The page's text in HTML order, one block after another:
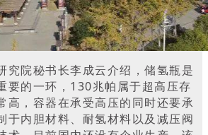
究院秘书长李成云介绍，储氢瓶是
要的一环，130兆帕属于超高压存
高，容器在承受高压的同时还要承
于内胆材料、耐氢材料以及减压阀